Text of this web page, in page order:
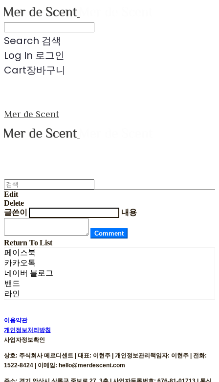
Search 검색
Log In 로그인
Cart장바구니
Mer de Scent
Edit
Delete
글쓴이
내용
Comment
Return To List
페이스북
카카오톡
네이버 블로그
밴드
라인
이용약관
개인정보처리방침
사업자정보확인
상호: 주식회사 메르디센트 | 대표: 이현주 | 개인정보관리책임자: 이현주 | 전화:
1522-8424 | 이메일: hello@merdescent.com